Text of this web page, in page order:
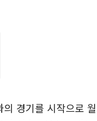
경기를 시작으로